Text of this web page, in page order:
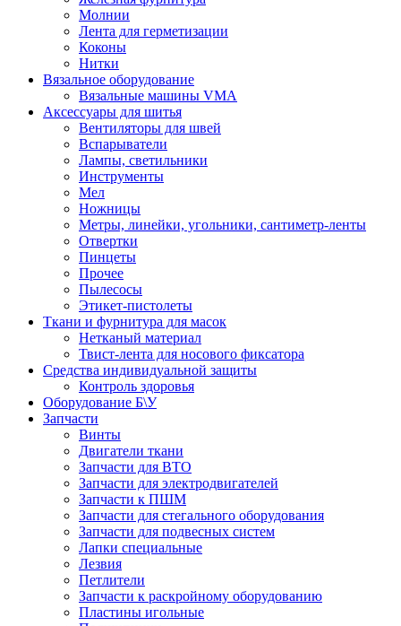
Молнии
Лента для герметизации
Коконы
Нитки
Вязальное оборудование
Вязальные машины VMA
Аксессуары для шитья
Вентиляторы для швей
Вспарыватели
Лампы, светильники
Инструменты
Мел
Ножницы
Метры, линейки, угольники, сантиметр-ленты
Отвертки
Пинцеты
Прочее
Пылесосы
Этикет-пистолеты
Ткани и фурнитура для масок
Нетканый материал
Твист-лента для носового фиксатора
Средства индивидуальной защиты
Контроль здоровья
Оборудование Б\У
Запчасти
Винты
Двигатели ткани
Запчасти для ВТО
Запчасти для электродвигателей
Запчасти к ПШМ
Запчасти для стегального оборудования
Запчасти для подвесных систем
Лапки специальные
Лезвия
Петлители
Запчасти к раскройному оборудованию
Пластины игольные